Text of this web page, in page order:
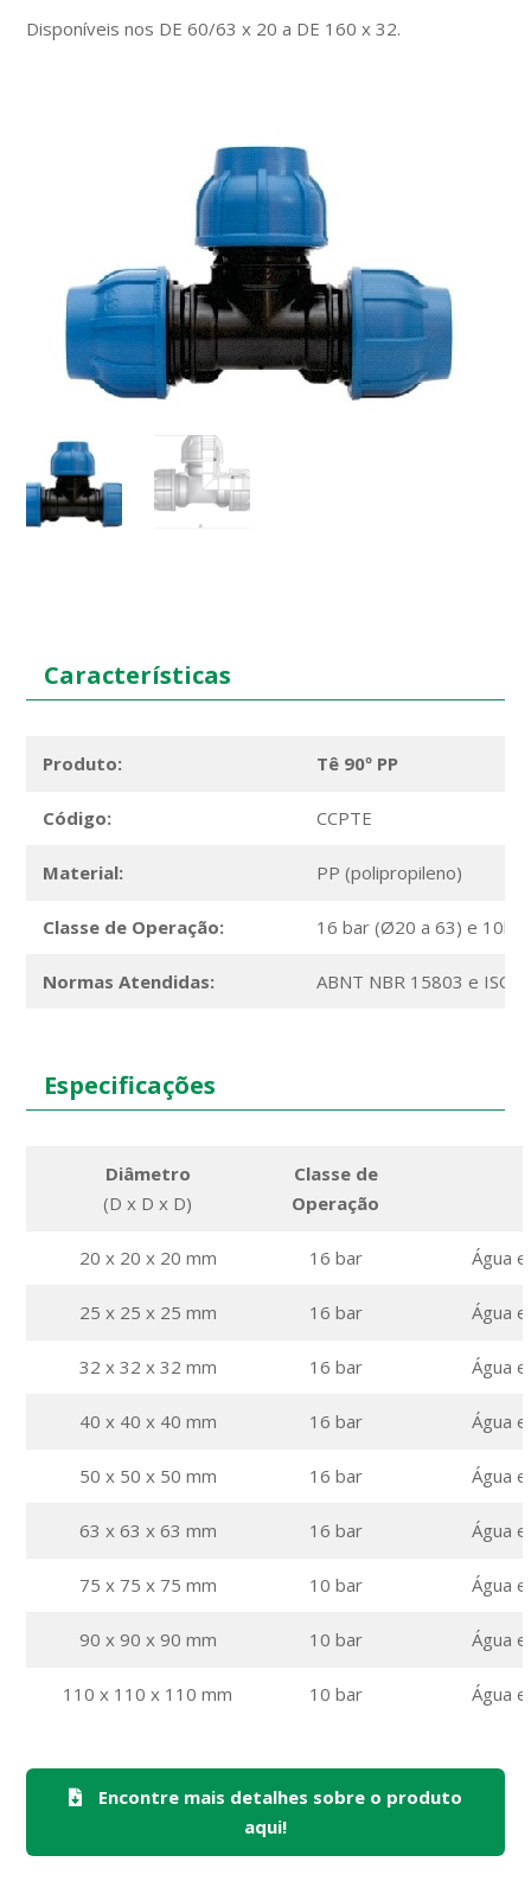
Disponíveis nos DE 60/63 x 20 a DE 160 x 32.
Características
Produto: Tê 90º PP
Código: CCPTE
Material: PP (polipropileno)
Classe de Operação: 16 bar (Ø20 a 63) e
Normas Atendidas: ABNT NBR 15803 e ISO
Especificações
Diâmetro
(D x D x D)
Classe de
Operação
20 x 20 x 20 mm 16 bar Água
25 x 25 x 25 mm 16 bar Água
32 x 32 x 32 mm 16 bar Água
40 x 40 x 40 mm 16 bar Água
50 x 50 x 50 mm 16 bar Água
63 x 63 x 63 mm 16 bar Água
75 x 75 x 75 mm 10 bar Água
90 x 90 x 90 mm 10 bar Água
110 x 110 x 110 mm 10 bar Água
Encontre mais detalhes sobre o produto
aqui!